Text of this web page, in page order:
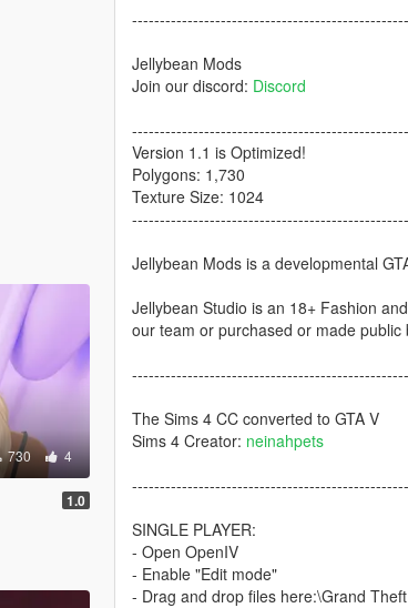
730 4
1.0
--------------------------------------------------
Jellybean Mods
Join our discord: Discord
--------------------------------------------------
Version 1.1 is Optimized!
Polygons: 1,730
Texture Size: 1024
--------------------------------------------------
Jellybean Mods is a developmental
Jellybean Studio is an 18+ Fashion
our team or purchased or made public
--------------------------------------------------
The Sims 4 CC converted to GTA V
Sims 4 Creator: neinahpets
--------------------------------------------------
SINGLE PLAYER:
- Open OpenIV
- Enable "Edit mode"
- Drag and drop files here:\Grand